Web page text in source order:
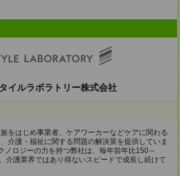
イルラボラトリー株式会社
をはじめ事業者、ケアワーカーなどケアに関わる
介護・福祉に関する問題の解決策を提供していま
ノロジーの力を持つ弊社は、毎年前年比150～
介護業界ではあり得ないスピードで成長し続けて